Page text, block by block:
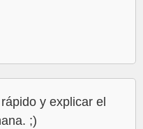
y explicar el
;)